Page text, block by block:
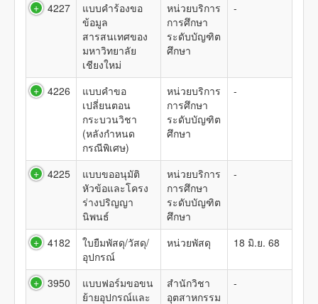
4227
แบบคำร้องขอ
ข้อมูล
สารสนเทศของ
มหาวิทยาลัย
เชียงใหม่
หน่วยบริการ
การศึกษา
ระดับบัญฑิต
ศึกษา
-
4226
แบบคำขอ
เปลี่ยนตอน
กระบวนวิชา
(หลังกำหนด
กรณีพิเศษ)
หน่วยบริการ
การศึกษา
ระดับบัญฑิต
ศึกษา
-
4225
แบบขออนุมัติ
หัวข้อและโครง
ร่างปริญญา
นิพนธ์
หน่วยบริการ
การศึกษา
ระดับบัญฑิต
ศึกษา
-
4182
ใบยืมพัสดุ/วัสดุ/
อุปกรณ์
หน่วยพัสดุ 18 มิ.ย. 68
3950
แบบฟอร์มขอขน
ย้ายอุปกรณ์และ
สำนักวิชา
อุตสาหกรรม
-